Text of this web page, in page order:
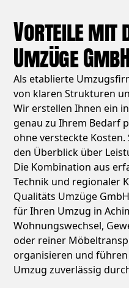
Vorteile mit
Umzüge
Als etablierte
von klaren Strukturen
Wir erstellen Ihnen ein
genau zu Ihrem Bedarf
ohne versteckte Kosten.
den Überblick über
Die Kombination aus
Technik und regionaler
Qualitäts Umzüge
für Ihren Umzug in
Wohnungswechsel,
oder reiner
organisieren und
Umzug zuverlässig